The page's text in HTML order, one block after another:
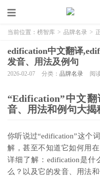
当前位置： 榜智库 > 品牌名录 >
edification中文翻译
发音、用法及例句
2026-02-07 分类： 品牌名录 阅
“Edification”中文
音、用法和例句大揭
你听说过“edification”这个
解，甚至不知道它如何用
详细了解：edification是
么？以及它的发音、用法